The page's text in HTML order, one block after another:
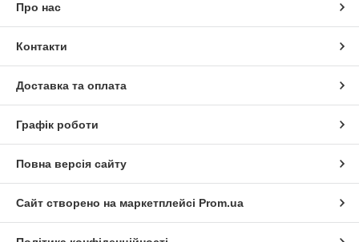
Про нас
Контакти
Доставка та оплата
Графік роботи
Повна версія сайту
Сайт створено на маркетплейсі Prom.ua